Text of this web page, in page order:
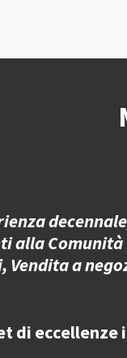
alla Comunità
a
di